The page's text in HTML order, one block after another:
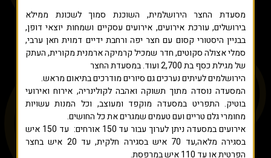
מסעדת החצר הירושלמית, השוכנת סמוך לשכונת ממילא
בירושלים, עורכת אירועים, אירועים עסקיים ושמחות יוצאי דופן,
בבניין היסטורי קסום עם חצר יפה ורחבת ידיים דמוית חאן ערבי,
סמלי אצולה סקוטים, חדר שמכיל קרמיקה ארמנית מקורית, העתק
של מגילת כסף בת 2,700 ועוד. במסעדת החצר
הירושלמים לעיתים נערכים גם סיורים מודרכים בתיאום מראש.
המסעדה נוסדה מתוך תשוקה ואהבה לקולינריה, אירוח ואירועי
בוטיק. התפריט במסעדה מוקפד ומעוצב, וכל המנות עשויות
מחומרי גלם טריים ועם טעמים שמגרים את כל החושים.
אירועים במסעדה ניתן לערוך עבור עד 150 אורחים: עד 150 איש
בסגירה מלאה,עד 70 איש בסגירה חלקית, עד 20 איש בחצר
הפרטית או עד 110 איש במרפסת.